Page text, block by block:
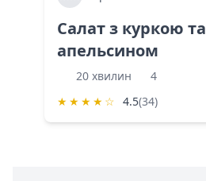
Салат з куркою та
апельсином
20 хвилин
4
★ ★ ★ ★ ☆ 4.5(34)